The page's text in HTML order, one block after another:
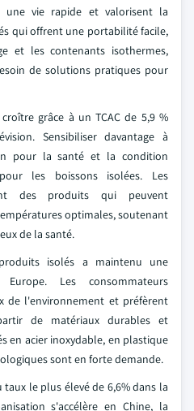
une vie rapide et valorisent la
qui offrent une portabilité facile,
et les contenants isothermes,
de solutions pratiques pour
grâce à un TCAC de 5,9 %
Sensibiliser davantage à
pour la santé et la condition
les boissons isolées. Les
des produits qui peuvent
optimales, soutenant
de la santé.
isolés a maintenu une
Les consommateurs
de l'environnement et préfèrent
de matériaux durables et
en acier inoxydable, en plastique
sont en forte demande.
taux le plus élevé de 6,6% dans la
s'accélère en Chine, la